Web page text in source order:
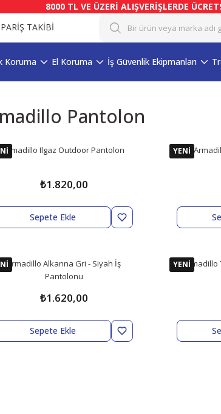
8000 TL VE ÜZERİ ALIŞVERİŞLERDE
TAKİBİ
Koruma El Koruma İş Güvenlik Ekipmanları
Pantolon
Armadillo Ilgaz Outdoor Pantolon
₺1.820,00
Sepete Ekle
YENİ
Armadillo Alkanna Gri - Siyah İş
Pantolonu
₺1.620,00
Sepete Ekle
YENİArmadillo